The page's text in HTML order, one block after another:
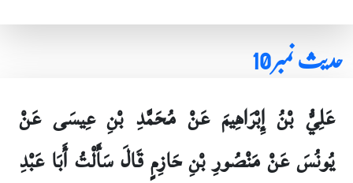
حدیث نمبر 10
عَلِيُّ بْنُ إِبْرَاهِيمَ عَنْ مُحَمَّدِ بْنِ عِيسَى عَنْ
يُونُسَ عَنْ مَنْصُورِ بْنِ حَازِمٍ قَالَ سَأَلْتُ أَبَا عَبْدِ